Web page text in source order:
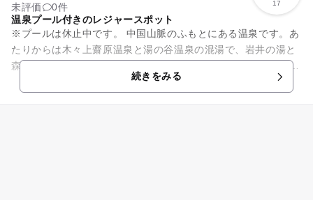
17
未評価
0件
温泉プール付きのレジャースポット
※プールは休止中です。 中国山脈のふもとにある温泉です。あ
たりからは木々上齋原温泉と湯の谷温泉の混湯で、岩井の湯と
森の湯が楽しめます。 森の湯の眺望展望台、岩井の湯の岩井滝
続きをみる